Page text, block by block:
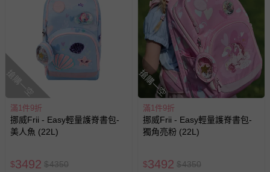
搶購一空
滿1件9折
挪威Frii - Easy輕量護脊書包-
美人魚 (22L)
$3492 $4350
搶購一空
滿1件9折
挪威Frii - Easy輕量護脊書包-
獨角亮粉 (22L)
$3492 $4350